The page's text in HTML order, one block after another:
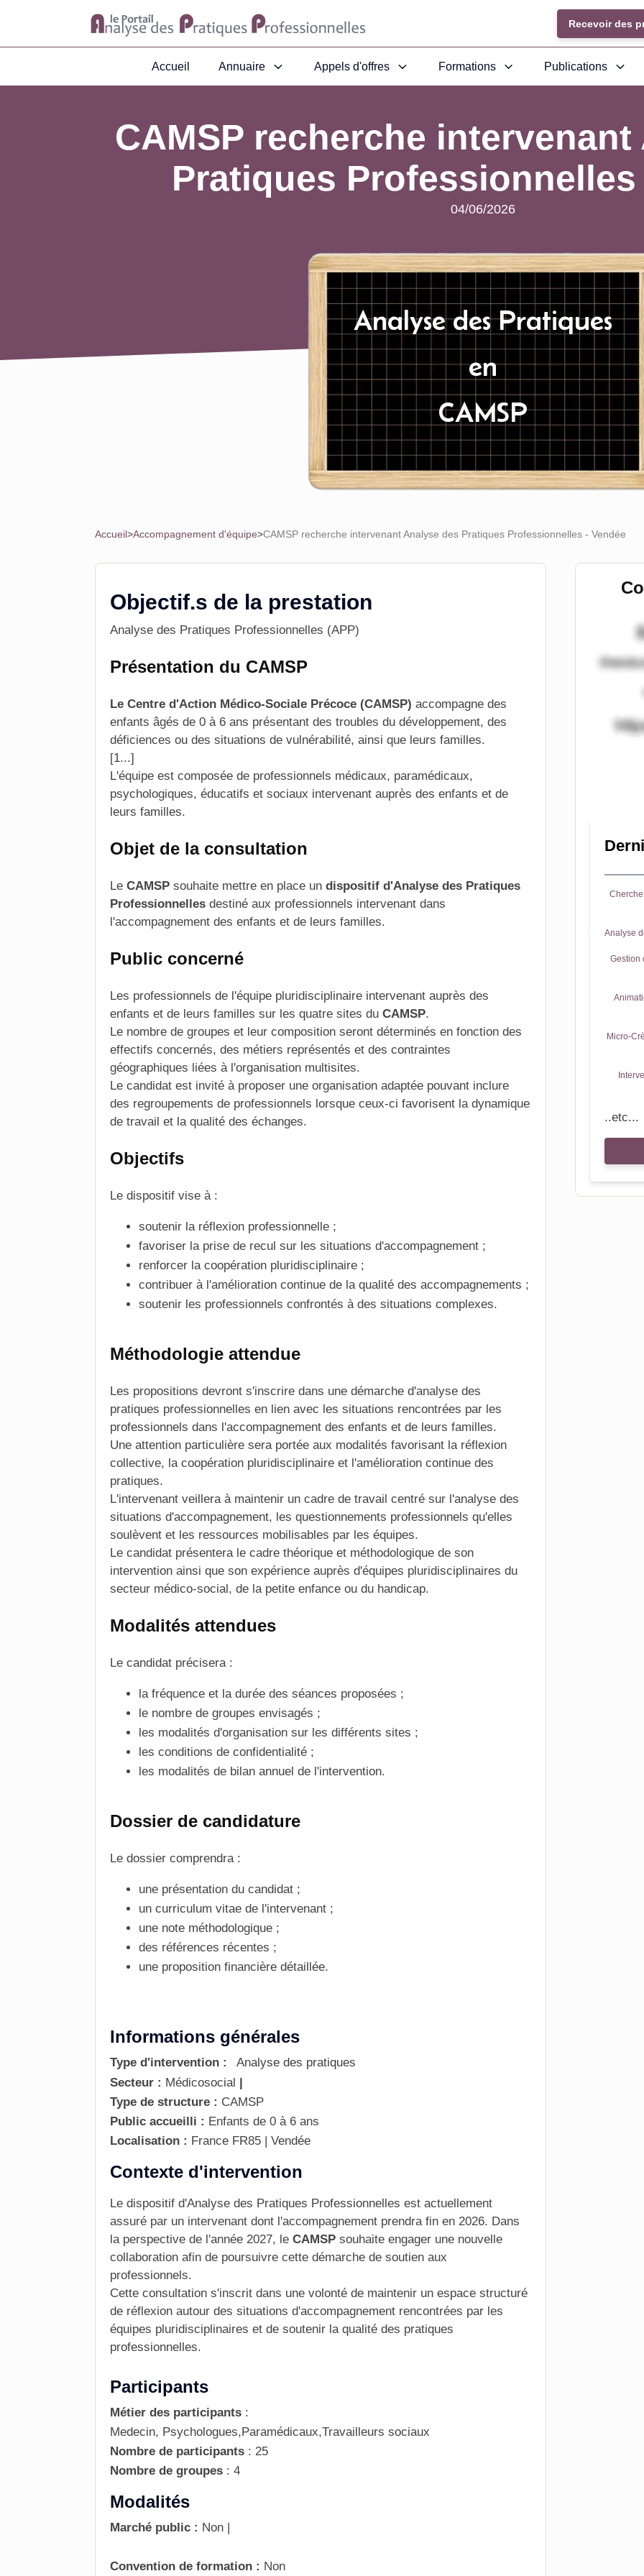
Recevoir des
Accueil Annuaire Appels d'offres Formations Publications
CAMSP recherche
Pratiques Professionnelles
04/06/2026
Analyse des Pratiques
en
CAMSP
Accueil>Accompagnement d'équipe>CAMSP recherche intervenant Analyse des Pratiques Professionnelles - Vendée
Objectif.s de la prestation
Analyse des Pratiques Professionnelles (APP)
Présentation du CAMSP
Le Centre d'Action Médico-Sociale Précoce (CAMSP) accompagne des
enfants âgés de 0 à 6 ans présentant des troubles du développement, des
déficiences ou des situations de vulnérabilité, ainsi que leurs familles.
[1...]
L'équipe est composée de professionnels médicaux, paramédicaux,
psychologiques, éducatifs et sociaux intervenant auprès des enfants et de
leurs familles.
Objet de la consultation
Le CAMSP souhaite mettre en place un dispositif d'Analyse des Pratiques
Professionnelles destiné aux professionnels intervenant dans
l'accompagnement des enfants et de leurs familles.
Public concerné
Les professionnels de l'équipe pluridisciplinaire intervenant auprès des
enfants et de leurs familles sur les quatre sites du CAMSP.
Le nombre de groupes et leur composition seront déterminés en fonction des
effectifs concernés, des métiers représentés et des contraintes
géographiques liées à l'organisation multisites.
Le candidat est invité à proposer une organisation adaptée pouvant inclure
des regroupements de professionnels lorsque ceux-ci favorisent la dynamique
de travail et la qualité des échanges.
Objectifs
Le dispositif vise à :
soutenir la réflexion professionnelle ;
favoriser la prise de recul sur les situations d'accompagnement ;
renforcer la coopération pluridisciplinaire ;
contribuer à l'amélioration continue de la qualité des accompagnements ;
soutenir les professionnels confrontés à des situations complexes.
Méthodologie attendue
Les propositions devront s'inscrire dans une démarche d'analyse des
pratiques professionnelles en lien avec les situations rencontrées par les
professionnels dans l'accompagnement des enfants et de leurs familles.
Une attention particulière sera portée aux modalités favorisant la réflexion
collective, la coopération pluridisciplinaire et l'amélioration continue des
pratiques.
L'intervenant veillera à maintenir un cadre de travail centré sur l'analyse des
situations d'accompagnement, les questionnements professionnels qu'elles
soulèvent et les ressources mobilisables par les équipes.
Le candidat présentera le cadre théorique et méthodologique de son
intervention ainsi que son expérience auprès d'équipes pluridisciplinaires du
secteur médico-social, de la petite enfance ou du handicap.
Modalités attendues
Le candidat précisera :
la fréquence et la durée des séances proposées ;
le nombre de groupes envisagés ;
les modalités d'organisation sur les différents sites ;
les conditions de confidentialité ;
les modalités de bilan annuel de l'intervention.
Dossier de candidature
Le dossier comprendra :
une présentation du candidat ;
un curriculum vitae de l'intervenant ;
une note méthodologique ;
des références récentes ;
une proposition financière détaillée.
Informations générales
Type d'intervention :
Analyse des pratiques
Secteur : Médicosocial |
Type de structure : CAMSP
Public accueilli : Enfants de 0 à 6 ans
Localisation : France FR85 | Vendée
Contexte d'intervention
Le dispositif d'Analyse des Pratiques Professionnelles est actuellement
assuré par un intervenant dont l'accompagnement prendra fin en 2026. Dans
la perspective de l'année 2027, le CAMSP souhaite engager une nouvelle
collaboration afin de poursuivre cette démarche de soutien aux
professionnels.
Cette consultation s'inscrit dans une volonté de maintenir un espace structuré
de réflexion autour des situations d'accompagnement rencontrées par les
équipes pluridisciplinaires et de soutenir la qualité des pratiques
professionnelles.
Participants
Métier des participants :
Medecin, Psychologues,Paramédicaux,Travailleurs sociaux
Nombre de participants : 25
Nombre de groupes : 4
Modalités
Marché public : Non |
Convention de formation : Non
Analyse
Gestion
Micro-
..etc...